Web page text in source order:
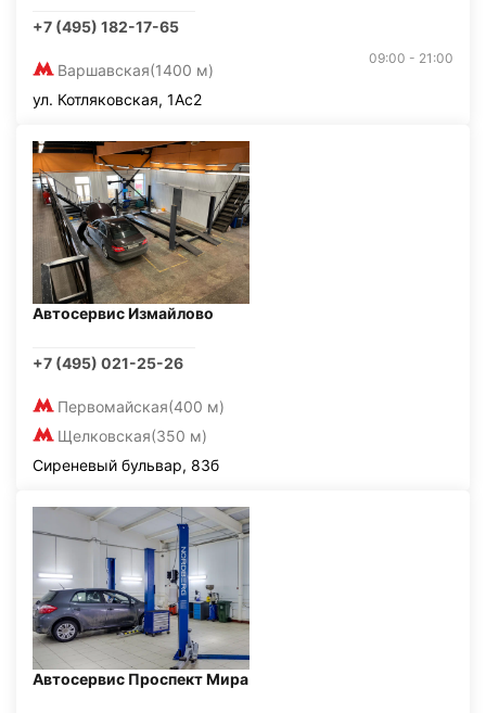
+7 (495) 182-17-65
Варшавская(1400 м)
09:00 - 21:00
ул. Котляковская, 1Ас2
Автосервис Измайлово
+7 (495) 021-25-26
Первомайская(400 м)
Щелковская(350 м)
Сиреневый бульвар, 83б
Автосервис Проспект Мира